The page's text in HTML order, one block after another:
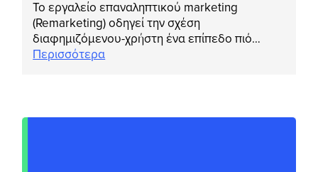
Το εργαλείο επαναληπτικού marketing
(Remarketing) οδηγεί την σχέση
διαφημιζόμενου-χρήστη ένα επίπεδο πιό…
Περισσότερα